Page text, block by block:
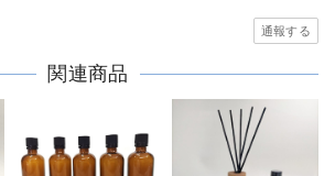
通報する
関連商品